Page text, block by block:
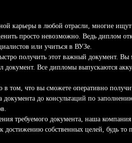
карьеры в любой отрасли, многие
просто невозможно. Ведь диплом
или учиться в ВУЗе.
получить этот важный документ.
документ. Все дипломы выпускаются
в том, что вы сможете оперативно
документа до консультаций по
требуемого документа, наша
достижению собственных целей, будь то